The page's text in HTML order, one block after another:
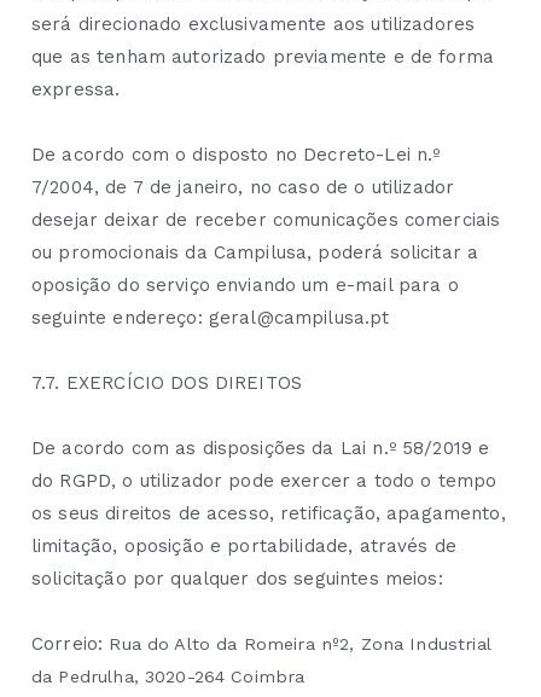
será direcionado exclusivamente aos utilizadores
que as tenham autorizado previamente e de forma
expressa.
De acordo com o disposto no Decreto-Lei n.º
7/2004, de 7 de janeiro, no caso de o utilizador
desejar deixar de receber comunicações comerciais
ou promocionais da Campilusa, poderá solicitar a
oposição do serviço enviando um e-mail para o
seguinte endereço: geral@campilusa.pt
7.7. EXERCÍCIO DOS DIREITOS
De acordo com as disposições da Lai n.º 58/2019 e
do RGPD, o utilizador pode exercer a todo o tempo
os seus direitos de acesso, retificação, apagamento,
limitação, oposição e portabilidade, através de
solicitação por qualquer dos seguintes meios:
Correio: Rua do Alto da Romeira nº2, Zona Industrial
da Pedrulha, 3020-264 Coimbra